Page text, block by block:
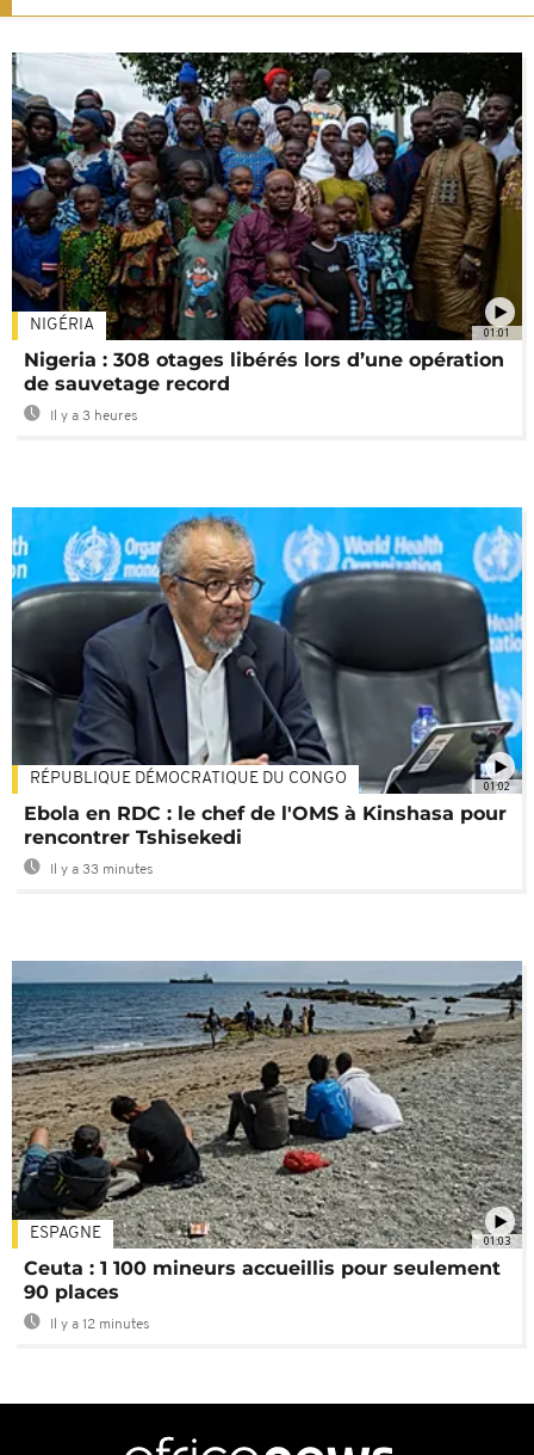
01:01
NIGÉRIA
Nigeria : 308 otages libérés lors d’une opération
de sauvetage record
Il y a 3 heures
01:02
RÉPUBLIQUE DÉMOCRATIQUE DU CONGO
Ebola en RDC : le chef de l'OMS à Kinshasa pour
rencontrer Tshisekedi
Il y a 33 minutes
01:03
ESPAGNE
Ceuta : 1 100 mineurs accueillis pour seulement
90 places
Il y a 12 minutes